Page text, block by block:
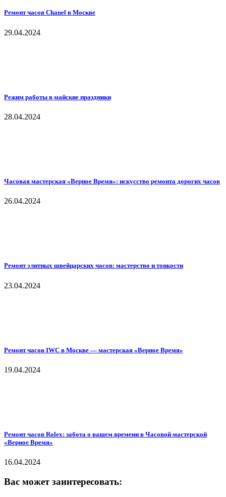
Ремонт часов Chanel в Москве
29.04.2024
Режим работы в майские праздники
28.04.2024
Часовая мастерская «Верное Время»: искусство ремонта дорогих часов
26.04.2024
Ремонт элитных швейцарских часов: мастерство и тонкости
23.04.2024
Ремонт часов IWC в Москве — мастерская «Верное Время»
19.04.2024
Ремонт часов Rolex: забота о вашем времени в Часовой мастерской
«Верное Время»
16.04.2024
Вас может заинтересовать: